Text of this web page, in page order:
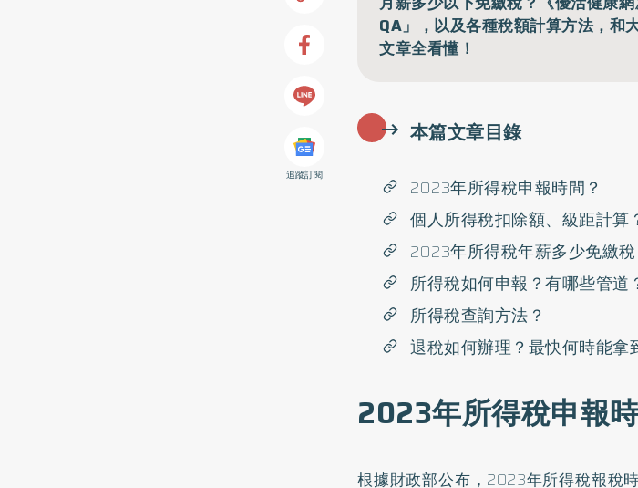
追蹤訂閱
QA」，以及各種稅額計算方法，和
文章全看懂！
本篇文章目錄
2023年所得稅申報時間？
個人所得稅扣除額、級距計算
2023年所得稅年薪多少免繳稅
所得稅如何申報？有哪些管道
所得稅查詢方法？
退稅如何辦理？最快何時能拿
2023年所得稅申報
根據財政部公布，2023年所得稅報稅